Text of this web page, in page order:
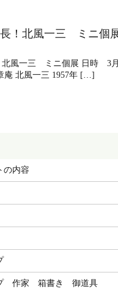
！北風一三 ミニ個
風一三 ミニ個展 日時 3
北風一三 1957年 […]
の内容
プ 作家 箱書き 御道具